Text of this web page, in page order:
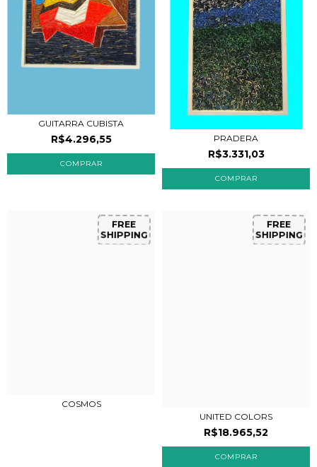
GUITARRA CUBISTA
R$4.296,55 PRADERA
R$3.331,03
FREE
SHIPPING
COSMOS
FREE
SHIPPING
UNITED COLORS
R$18.965,52